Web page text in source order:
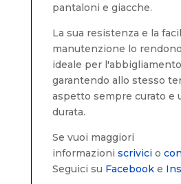
pantaloni e giacche.
La sua resistenza e la
manutenzione lo
ideale per
garantendo allo stesso
aspetto sempre curato e
durata.
Se vuoi maggiori
informazioni scrivicio
Seguici su Facebooke